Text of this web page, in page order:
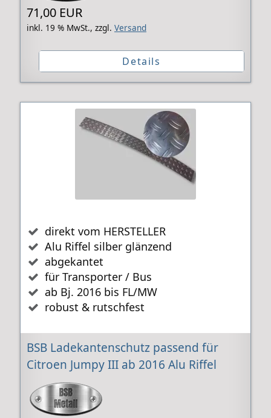
71,00 EUR
inkl. 19 % MwSt., zzgl. Versand
Details
direkt vom HERSTELLER
Alu Riffel silber glänzend
abgekantet
für Transporter / Bus
ab Bj. 2016 bis FL/MW
robust & rutschfest
BSB Ladekantenschutz passend für
Citroen Jumpy III ab 2016 Alu Riffel